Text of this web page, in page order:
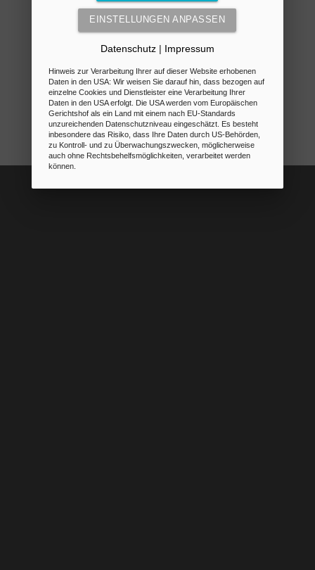
EINSTELLUNGEN ANPASSEN
Datenschutz| Impressum
Hinweis zur Verarbeitung Ihrer auf dieser Website erhobenen
Daten in den USA: Wir weisen Sie darauf hin, dass bezogen auf
einzelne Cookies und Dienstleister eine Verarbeitung Ihrer
Daten in den USA erfolgt. Die USA werden vom Europäischen
Gerichtshof als ein Land mit einem nach EU-Standards
unzureichenden Datenschutzniveau eingeschätzt. Es besteht
inbesondere das Risiko, dass Ihre Daten durch US-Behörden,
zu Kontroll- und zu Überwachungszwecken, möglicherweise
auch ohne Rechtsbehelfsmöglichkeiten, verarbeitet werden
können.